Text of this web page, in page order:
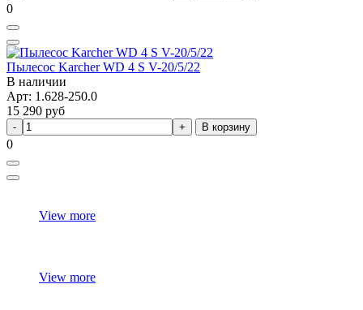
0
Пылесос Karcher WD 4 S V-20/5/22
В наличии
Арт: 1.628-250.0
15 290 руб
В корзину
0
View more
View more